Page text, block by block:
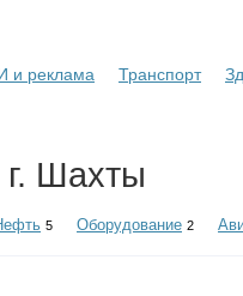
и реклама Транспорт
Шахты
5 Оборудование 2